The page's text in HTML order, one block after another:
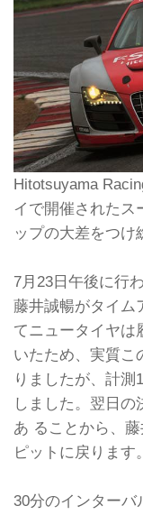
Hitotsuyama
イで開催されたス
ップの大差をつけ
7月23日午後に行
藤井誠暢がタイム
てニュータイヤは
いたため、実質こ
りましたが、計測
しました。翌日
あ ることから、
ピットに戻ります。
30分のインターバ